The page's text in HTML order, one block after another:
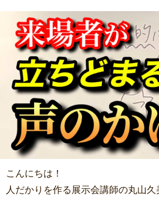
こんにちは！
人だかりを作る展示会講師の丸山久